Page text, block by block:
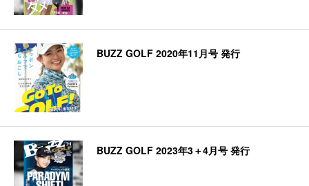
BUZZ GOLF 2020年11月号 発行
BUZZ GOLF 2023年3＋4月号 発行